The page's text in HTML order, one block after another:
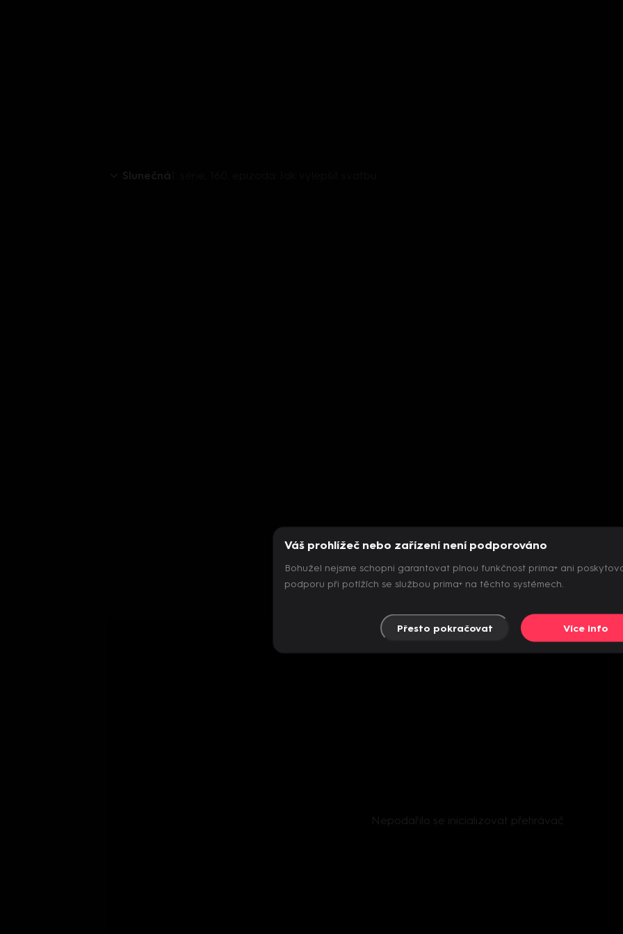
Nepodařilo se inicializovat přehrávač
Váš prohlížeč nebo zařízení není podporováno
Bohužel nejsme schopni garantovat plnou funkčnost prima+ ani
podporu při potížích se službou prima+ na těchto systémech.
Přesto pokračovat Více info